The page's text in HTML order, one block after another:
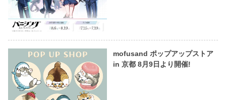
mofusand ポップアップストア
in 京都 8月9日より開催!